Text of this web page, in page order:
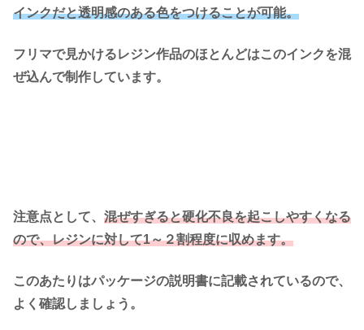
インクだと透明感のある色をつけることが可能。
フリマで見かけるレジン作品のほとんどはこのインクを混
ぜ込んで制作しています。
注意点として、 混ぜすぎると硬化不良を起こしやすくなる
ので、レジンに対して1～２割程度に収めます。
このあたりはパッケージの説明書に記載されているので、
よく確認しましょう。